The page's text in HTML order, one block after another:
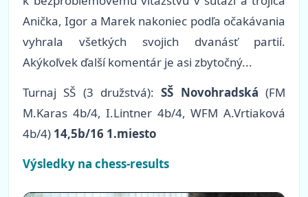
Anička, Igor a Marek nakoniec podľa očakávania
vyhrala všetkých svojich dvanásť partií.
Akýkoľvek ďalší komentár je asi zbytočný...
Turnaj SŠ (3 družstvá):SŠ Novohradská (FM
M.Karas 4b/4, I.Lintner 4b/4, WFM A.Vrtiaková
4b/4) 14,5b/16 1.miesto
Výsledky na chess-results